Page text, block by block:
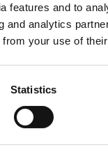
features and to
and analytics
from your use of
Statistics